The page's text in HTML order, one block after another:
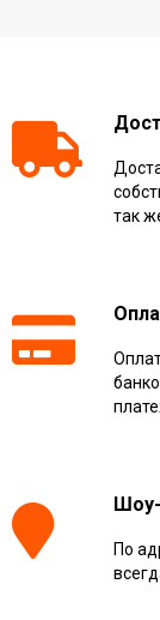
так
По